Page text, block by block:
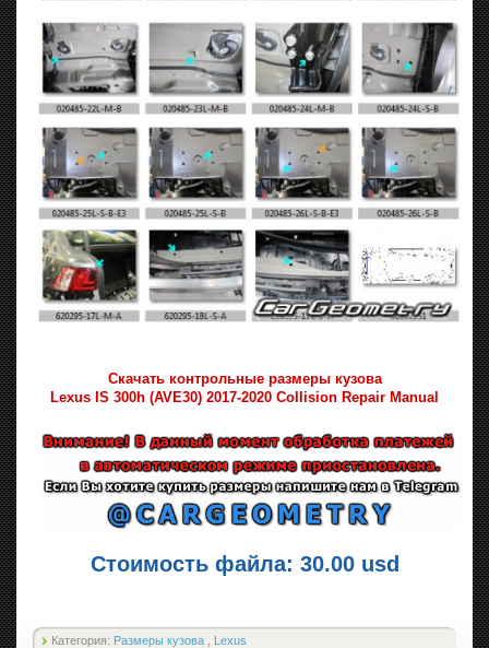
Скачать контрольные размеры кузова
Lexus IS 300h (AVE30) 2017-2020 Collision Repair Manual
Стоимость файла: 30.00 usd
Категория: Размеры кузова Lexus